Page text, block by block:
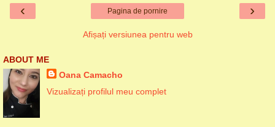
‹ ›
Pagina de pornire
Afișați versiunea pentru web
ABOUT ME
Oana Camacho
Vizualizați profilul meu complet